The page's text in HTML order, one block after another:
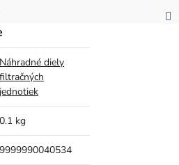
Náhradné diely
filtračných
jednotiek
0.1 kg
9999990040534